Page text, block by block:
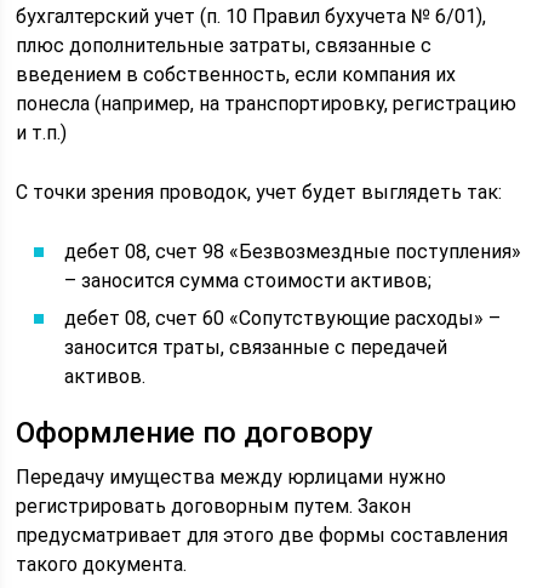
бухгалтерский учет (п. 10 Правил бухучета № 6/01),
плюс дополнительные затраты, связанные с
введением в собственность, если компания их
понесла (например, на транспортировку, регистрацию
и т.п.)
С точки зрения проводок, учет будет выглядеть так:
дебет 08, счет 98 «Безвозмездные поступления»
– заносится сумма стоимости активов;
дебет 08, счет 60 «Сопутствующие расходы» –
заносится траты, связанные с передачей
активов.
Оформление по договору
Передачу имущества между юрлицами нужно
регистрировать договорным путем. Закон
предусматривает для этого две формы составления
такого документа.